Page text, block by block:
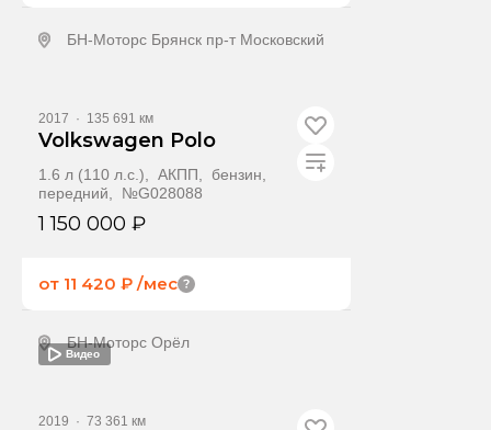
БН-Моторс Брянск пр-т Московский
2017 · 135 691 км
Volkswagen Polo
1.6 л (110 л.с.), АКПП, бензин,
передний, №G028088
1 150 000 ₽
от 11 420 ₽ /мес
БН-Моторс Орёл
Видео
2019 · 73 361 км